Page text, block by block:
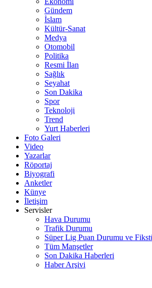
Gündem
İslam
Kültür-Sanat
Medya
Otomobil
Politika
Resmi İlan
Sağlık
Seyahat
Son Dakika
Spor
Teknoloji
Trend
Yurt Haberleri
Foto Galeri
Video
Yazarlar
Röportaj
Biyografi
Anketler
Künye
İletişim
Servisler
Hava Durumu
Trafik Durumu
Süper Lig Puan Durumu ve
Tüm Manşetler
Son Dakika Haberleri
Haber Arşivi